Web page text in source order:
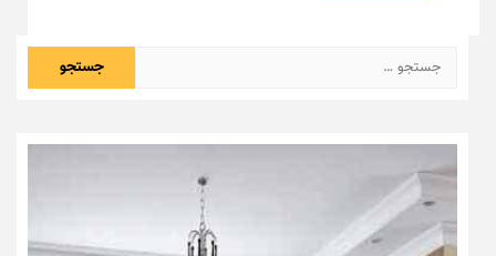
جستجو
برای: